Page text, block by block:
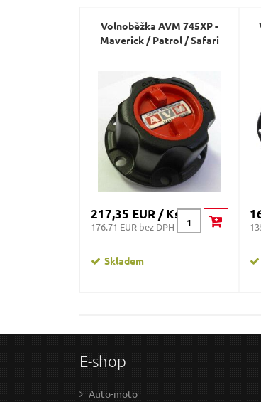
Volnoběžka AVM 745XP -
Maverick / Patrol / Safari
217,35 EUR / Ks
176.71 EUR bez DPH
Skladem
E-shop
Auto-moto